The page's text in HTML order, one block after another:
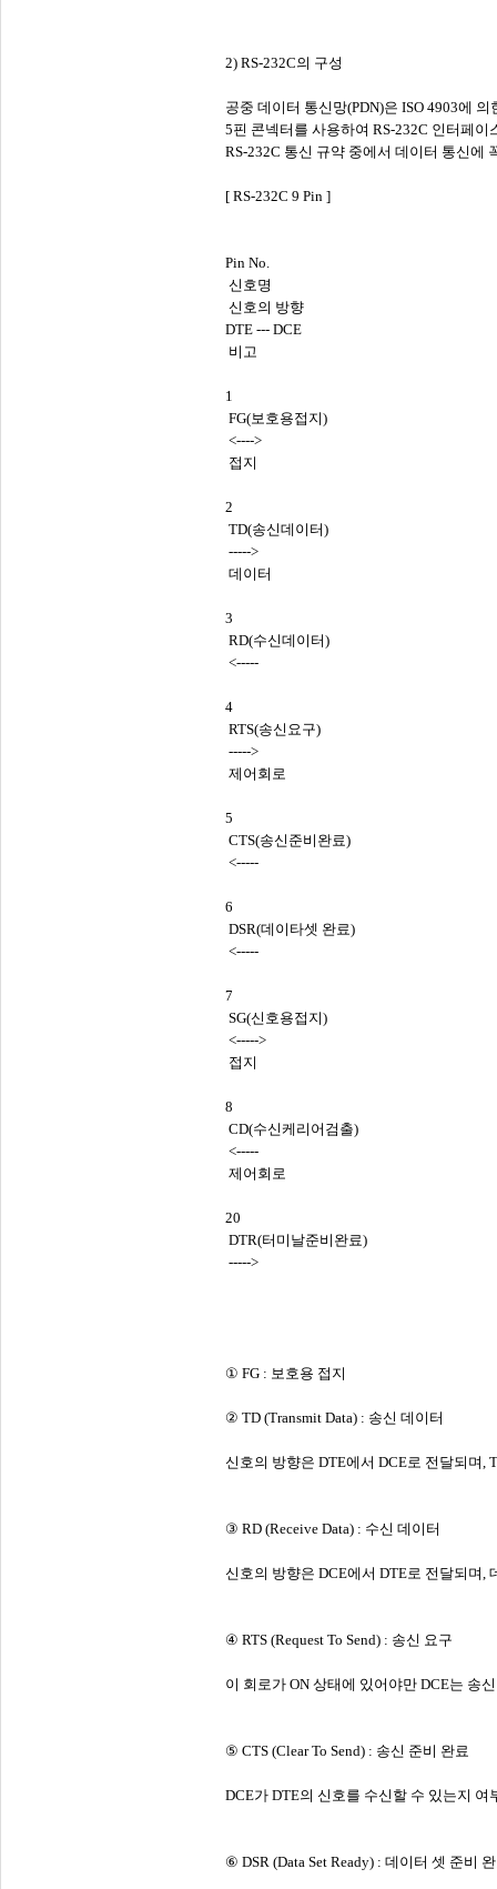
2) RS-232C의 구성
공중 데이터 통신망(PDN)은 ISO 4903에
5핀 콘넥터를 사용하여 RS-232C 인터페
RS-232C 통신 규약 중에서 데이터 통신에
[ RS-232C 9 Pin ]
Pin No.
신호명
신호의 방향
DTE --- DCE
비고
1
FG(보호용접지)
<---->
접지
2
TD(송신데이터)
----->
데이터
3
RD(수신데이터)
<-----
4
RTS(송신요구)
----->
제어회로
5
CTS(송신준비완료)
<-----
6
DSR(데이타셋 완료)
<-----
7
SG(신호용접지)
<----->
접지
8
CD(수신케리어검출)
<-----
제어회로
20
DTR(터미날준비완료)
----->
① FG : 보호용 접지
② TD (Transmit Data) : 송신 데이터
신호의 방향은 DTE에서 DCE로 전달되며,
③ RD (Receive Data) : 수신 데이터
신호의 방향은 DCE에서 DTE로 전달되며,
④ RTS (Request To Send) : 송신 요구
이 회로가 ON 상태에 있어야만 DCE는 송
⑤ CTS (Clear To Send) : 송신 준비 완료
DCE가 DTE의 신호를 수신할 수 있는지 여
⑥ DSR (Data Set Ready) : 데이터 셋 준비